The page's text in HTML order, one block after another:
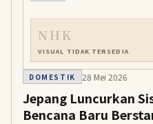
NHK
VISUAL TIDAK TERSEDIA
DOMESTIK 28 Mei 2026
Jepang Luncurkan
Bencana Baru